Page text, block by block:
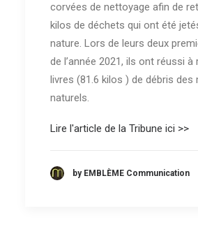
corvées de nettoyage afin de
kilos de déchets qui ont été
nature. Lors de leurs deux
de l’année 2021, ils ont réussi à
livres (81.6 kilos ) de débris des
naturels.
Lire l'article de la Tribune ici >>
by EMBLÈME Communication